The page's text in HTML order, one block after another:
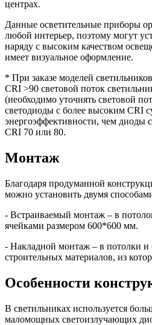
центрах.
Данные осветительные приборы
любой интерьер, поэтому могут
наряду с высоким качеством
имеет визуальное оформление.
* При заказе моделей
CRI >90 световой поток
(необходимо уточнять световой
светодиоды с более высоким CRI
энергоэффективности, чем диоды
CRI 70 или 80.
Монтаж
Благодаря продуманной
можно установить двумя
- Встраиваемый монтаж – в
ячейками размером 600*600 мм.
- Накладной монтаж – в потолки и
строительных материалов, из
Особенности
В светильниках используется
маломощных светоизлучающих